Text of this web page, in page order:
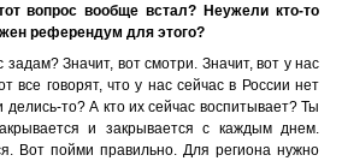
вопрос вообще встал? Неужели кто-то
референдум для этого?
Значит, вот смотри. Значит, вот у нас
все говорят, что у нас сейчас в России нет
делись-то? А кто их сейчас воспитывает? Ты
и закрывается с каждым днем.
Вот пойми правильно. Для региона нужно